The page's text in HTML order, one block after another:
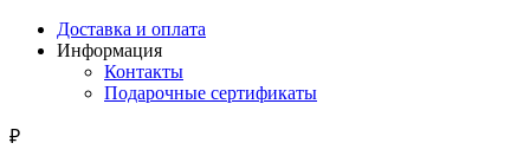
Доставка и оплата
Информация
Контакты
Подарочные сертификаты
₽